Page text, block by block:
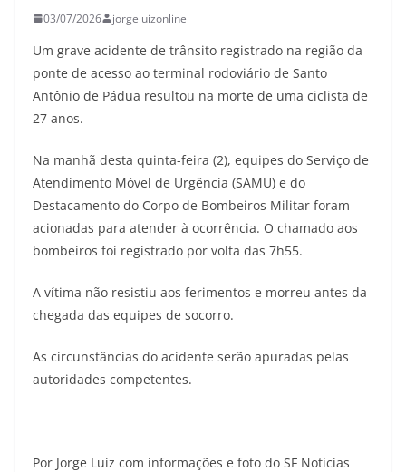
03/07/2026 jorgeluizonline
Um grave acidente de trânsito registrado na região da
ponte de acesso ao terminal rodoviário de Santo
Antônio de Pádua resultou na morte de uma ciclista de
27 anos.
Na manhã desta quinta-feira (2), equipes do Serviço de
Atendimento Móvel de Urgência (SAMU) e do
Destacamento do Corpo de Bombeiros Militar foram
acionadas para atender à ocorrência. O chamado aos
bombeiros foi registrado por volta das 7h55.
A vítima não resistiu aos ferimentos e morreu antes da
chegada das equipes de socorro.
As circunstâncias do acidente serão apuradas pelas
autoridades competentes.
Por Jorge Luiz com informações e foto do SF Notícias